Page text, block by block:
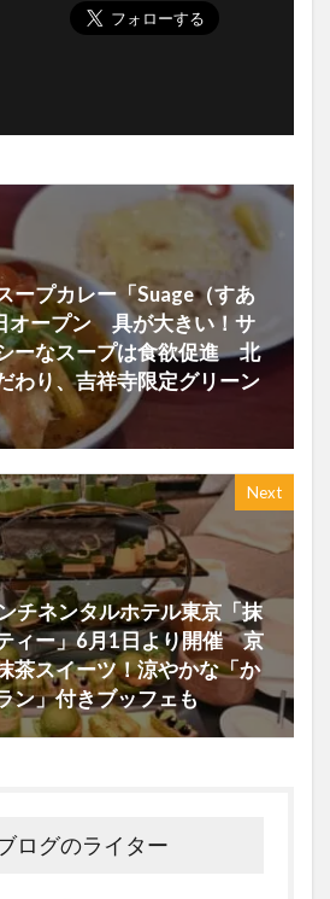
ープカレー「Suage（すあ
オープン 具が大きい！サ
ーなスープは食欲促進 北
わり、吉祥寺限定グリーン
Next
チネンタルホテル東京「抹
ィー」6月1日より開催 京
茶スイーツ！涼やかな「か
ン」付きブッフェも
ログのライター